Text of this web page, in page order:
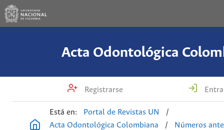
Acta Odontológica
Registrarse
Está en: Portal de Revistas UN
/
Acta Odontológica Colombiana
/
Números